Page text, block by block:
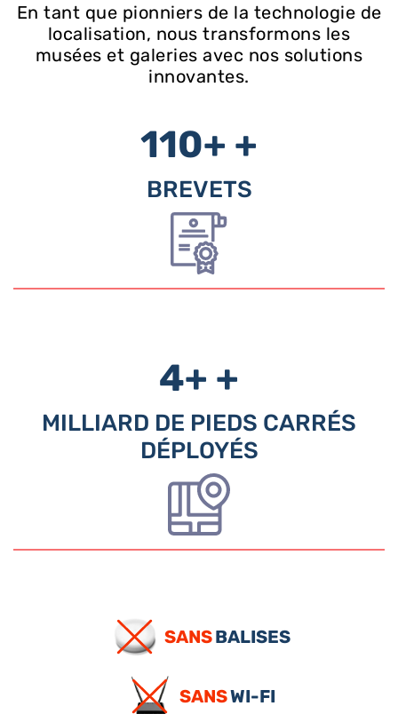
En tant que pionniers de la technologie de
localisation, nous transformons les
musées et galeries avec nos solutions
innovantes.
110+ +
BREVETS
4+ +
MILLIARD DE PIEDS CARRÉS
DÉPLOYÉS
SANSBALISES
SANSWI-FI